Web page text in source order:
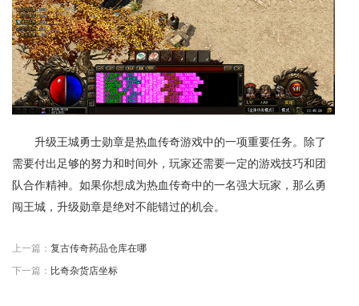
升级王城勇士勋章是热血传奇游戏中的一项重要任务。除了
需要付出足够的努力和时间外，玩家还需要一定的游戏技巧和团
队合作精神。如果你想成为热血传奇中的一名强大玩家，那么勇
闯王城，升级勋章是绝对不能错过的机会。
上一篇： 复古传奇药品仓库在哪
下一篇： 比奇杂货店坐标